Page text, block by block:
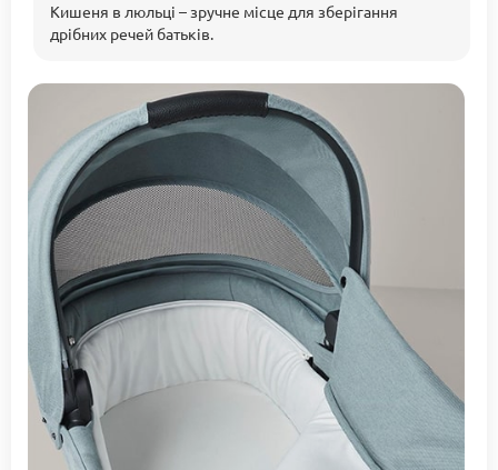
Кишеня в люльці – зручне місце для зберігання
дрібних речей батьків.